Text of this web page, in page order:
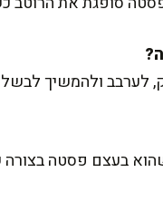
לערבב ולהמשיך
בעצם פסטה בצורה